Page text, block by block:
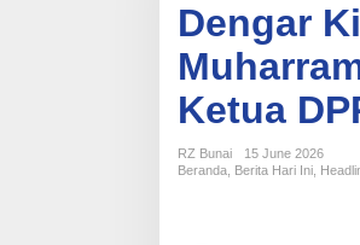
Dengar
Ketua
RZ Bunai
15 June 2026
Beranda, Berita Hari Ini,